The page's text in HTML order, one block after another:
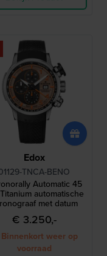
Edox
TNCA-BENO
Automatic 45
automatische
met datum
€ 3.250,-
weer op
voorraad